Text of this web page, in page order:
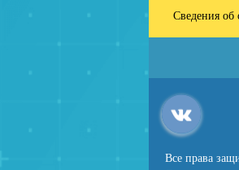
Сведения об
Все права